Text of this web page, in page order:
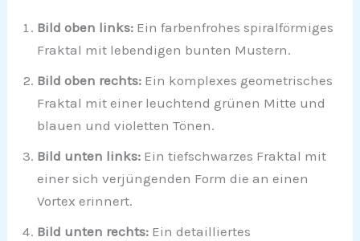
Bild oben links: Ein farbenfrohes spiralförmiges
Fraktal mit lebendigen bunten Mustern.
Bild oben rechts: Ein komplexes geometrisches
Fraktal mit einer leuchtend grünen Mitte und
blauen und violetten Tönen.
Bild unten links: Ein tiefschwarzes Fraktal mit
einer sich verjüngenden Form die an einen
Vortex erinnert.
Bild unten rechts: Ein detailliertes